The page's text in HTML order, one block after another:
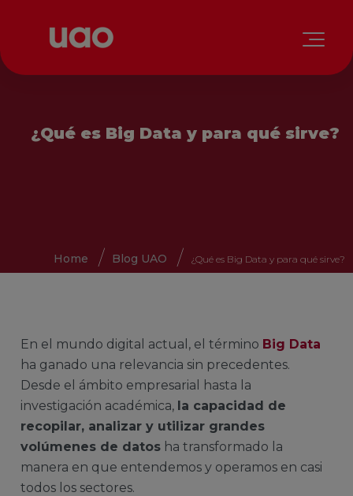
¿Qué es Big Data y para qué sirve?
Home Blog UAO ¿Qué es Big Data y para qué sirve?
En el mundo digital actual, el término Big Data
ha ganado una relevancia sin precedentes.
Desde el ámbito empresarial hasta la
investigación académica, la capacidad de
recopilar, analizar y utilizar grandes
volúmenes de datos ha transformado la
manera en que entendemos y operamos en casi
todos los sectores.